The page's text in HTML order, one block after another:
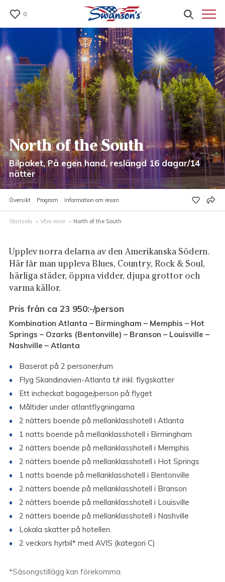
0
North of the South
Bilpaket, På egen hand, reslängd 16 dagar/14
nätter
Översikt Program Information om resan
Startsida Våra resor North of the South
Upplev norra delarna av den Amerikanska Södern.
Här får man uppleva Blues, Country, Rock & Soul,
härliga städer, öppna vidder, djupa grottor och
varma källor.
Pris från ca 23 950:-/person
Kombination Atlanta – Birmingham – Memphis – Hot
Springs – Ozarks (Bentonville) – Branson – Louisville –
Nashville – Atlanta
Baserat på 2 personer/rum
Flyg Skandinavien-Atlanta t/r inkl. flygskatter
Ett incheckat bagage/person på flyget
Måltider under atlantflygningarna
2 nätters boende på mellanklasshotell i Atlanta
1 natts boende på mellanklasshotell i Birmingham
2 nätters boende på mellanklasshotell i Memphis
2 nätters boende på mellanklasshotell i Hot Springs
1 natts boende på mellanklasshotell i Bentonville
2 nätters boende på mellanklasshotell i Branson
2 nätters boende på mellanklasshotell i Louisville
2 nätters boende på mellanklasshotell i Nashville
Lokala skatter på hotellen.
2 veckors hyrbil* med AVIS (kategori C)
*Säsongstillägg kan förekomma.